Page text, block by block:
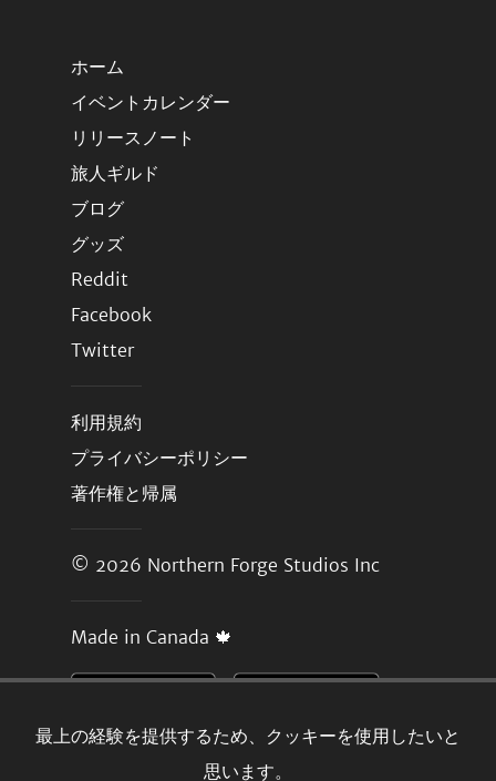
最上の経験を提供するため、クッキーを使用したいと
思います。
ホーム
イベントカレンダー
リリースノート
旅人ギルド
ブログ
グッズ
Reddit
Facebook
Twitter
利用規約
プライバシーポリシー
著作権と帰属
© 2026 Northern Forge Studios Inc
Made in Canada 🍁